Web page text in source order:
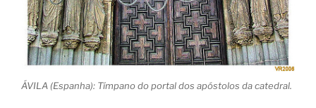
ÁVILA (Espanha): Tímpano do portal dos apóstolos da catedral.